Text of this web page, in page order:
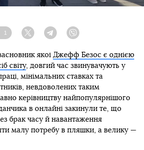
Facebook
1
Twitter TelegramViber
якої Джефф Безос є однією
світу, довгий час звинувачують у
мінімальних ставках та
невдоволених таким
керівництву найпопулярнішого
в онлайні закинули те, що
брак часу й навантаження
малу потребу в пляшки, а велику —